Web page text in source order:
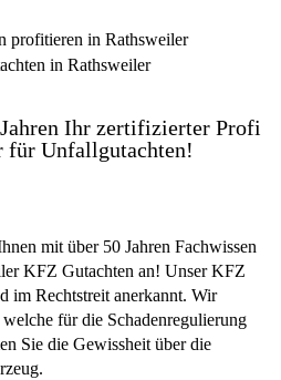
Ihr zertifizierter Profi
für Unfallgutachten!
mit über 50 Jahren Fachwissen
KFZ Gutachten an! Unser KFZ
im Rechtstreit anerkannt. Wir
für die Schadenregulierung
Sie die Gewissheit über die